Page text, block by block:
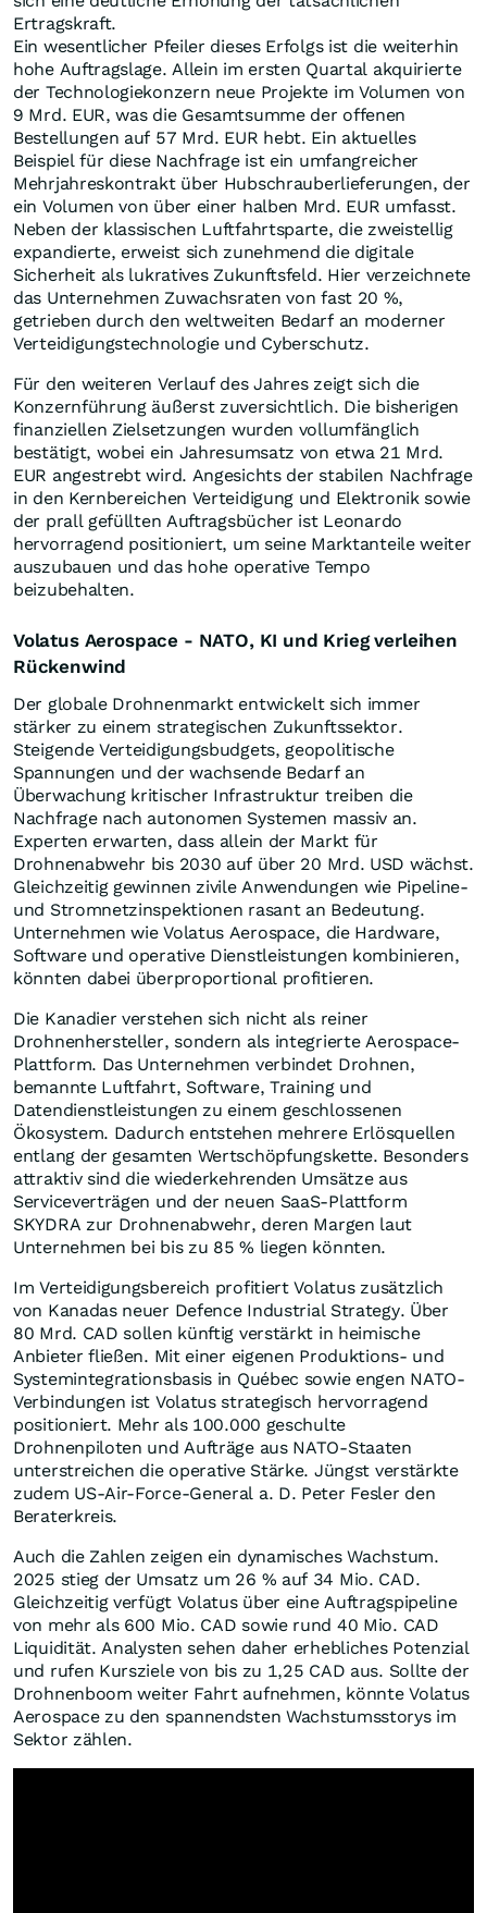
Ertragskraft.
Ein wesentlicher Pfeiler dieses Erfolgs ist die weiterhin
hohe Auftragslage. Allein im ersten Quartal akquirierte
der Technologiekonzern neue Projekte im Volumen von
9 Mrd. EUR, was die Gesamtsumme der offenen
Bestellungen auf 57 Mrd. EUR hebt. Ein aktuelles
Beispiel für diese Nachfrage ist ein umfangreicher
Mehrjahreskontrakt über Hubschrauberlieferungen, der
ein Volumen von über einer halben Mrd. EUR umfasst.
Neben der klassischen Luftfahrtsparte, die zweistellig
expandierte, erweist sich zunehmend die digitale
Sicherheit als lukratives Zukunftsfeld. Hier verzeichnete
das Unternehmen Zuwachsraten von fast 20 %,
getrieben durch den weltweiten Bedarf an moderner
Verteidigungstechnologie und Cyberschutz.
Für den weiteren Verlauf des Jahres zeigt sich die
Konzernführung äußerst zuversichtlich. Die bisherigen
finanziellen Zielsetzungen wurden vollumfänglich
bestätigt, wobei ein Jahresumsatz von etwa 21 Mrd.
EUR angestrebt wird. Angesichts der stabilen Nachfrage
in den Kernbereichen Verteidigung und Elektronik sowie
der prall gefüllten Auftragsbücher ist Leonardo
hervorragend positioniert, um seine Marktanteile weiter
auszubauen und das hohe operative Tempo
beizubehalten.
Volatus Aerospace - NATO, KI und Krieg verleihen
Rückenwind
Der globale Drohnenmarkt entwickelt sich immer
stärker zu einem strategischen Zukunftssektor.
Steigende Verteidigungsbudgets, geopolitische
Spannungen und der wachsende Bedarf an
Überwachung kritischer Infrastruktur treiben die
Nachfrage nach autonomen Systemen massiv an.
Experten erwarten, dass allein der Markt für
Drohnenabwehr bis 2030 auf über 20 Mrd. USD wächst.
Gleichzeitig gewinnen zivile Anwendungen wie Pipeline-
und Stromnetzinspektionen rasant an Bedeutung.
Unternehmen wie Volatus Aerospace, die Hardware,
Software und operative Dienstleistungen kombinieren,
könnten dabei überproportional profitieren.
Die Kanadier verstehen sich nicht als reiner
Drohnenhersteller, sondern als integrierte Aerospace-
Plattform. Das Unternehmen verbindet Drohnen,
bemannte Luftfahrt, Software, Training und
Datendienstleistungen zu einem geschlossenen
Ökosystem. Dadurch entstehen mehrere Erlösquellen
entlang der gesamten Wertschöpfungskette. Besonders
attraktiv sind die wiederkehrenden Umsätze aus
Serviceverträgen und der neuen SaaS-Plattform
SKYDRA zur Drohnenabwehr, deren Margen laut
Unternehmen bei bis zu 85 % liegen könnten.
Im Verteidigungsbereich profitiert Volatus zusätzlich
von Kanadas neuer Defence Industrial Strategy. Über
80 Mrd. CAD sollen künftig verstärkt in heimische
Anbieter fließen. Mit einer eigenen Produktions- und
Systemintegrationsbasis in Québec sowie engen NATO-
Verbindungen ist Volatus strategisch hervorragend
positioniert. Mehr als 100.000 geschulte
Drohnenpiloten und Aufträge aus NATO-Staaten
unterstreichen die operative Stärke. Jüngst verstärkte
zudem US-Air-Force-General a. D. Peter Fesler den
Beraterkreis.
Auch die Zahlen zeigen ein dynamisches Wachstum.
2025 stieg der Umsatz um 26 % auf 34 Mio. CAD.
Gleichzeitig verfügt Volatus über eine Auftragspipeline
von mehr als 600 Mio. CAD sowie rund 40 Mio. CAD
Liquidität. Analysten sehen daher erhebliches Potenzial
und rufen Kursziele von bis zu 1,25 CAD aus. Sollte der
Drohnenboom weiter Fahrt aufnehmen, könnte Volatus
Aerospace zu den spannendsten Wachstumsstorys im
Sektor zählen.